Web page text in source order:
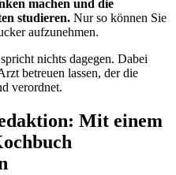
machen und die
studieren. Nur so können Sie
aufzunehmen.
nichts dagegen. Dabei
betreuen lassen, der die
verordnet.
Mit einem